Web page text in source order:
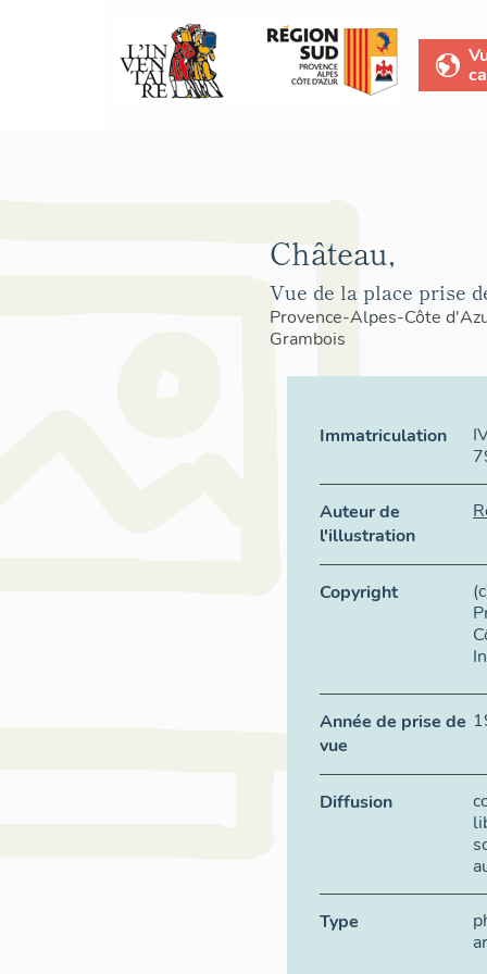
Château,
Vue de la place prise
Provence-Alpes-Côte
Grambois
Immatriculation
Auteur de
l'illustration
Copyright
Année de prise de
vue
Diffusion
Type